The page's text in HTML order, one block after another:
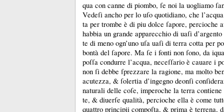
qua con canne di piombo, ſe noi la uogliamo
Vedeſi ancho per lo uſo quotidiano, che
ta per trombe è di piu dolce ſapore, percioche
habbia un grande apparecchio di uaſi
te di meno ogn’uno uſa uaſi di terra cotta per
bontà del ſapore. Ma ſe i fonti non ſono, da
poſſa condurre l’acqua, neceſſario è cauare i
non ſi debbe ſprezzare la ragione, ma molto
acutezza, & ſolertia d’ingegno deonſi
naturali delle coſe, imperoche la terra contiene
te, & diuerſe qualità, percioche ella è come
quattro principii compoſta, & prima è terrena,